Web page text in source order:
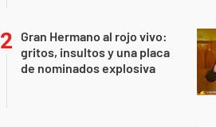
Gran Hermano al rojo vivo:
gritos, insultos y una placa
de nominados explosiva